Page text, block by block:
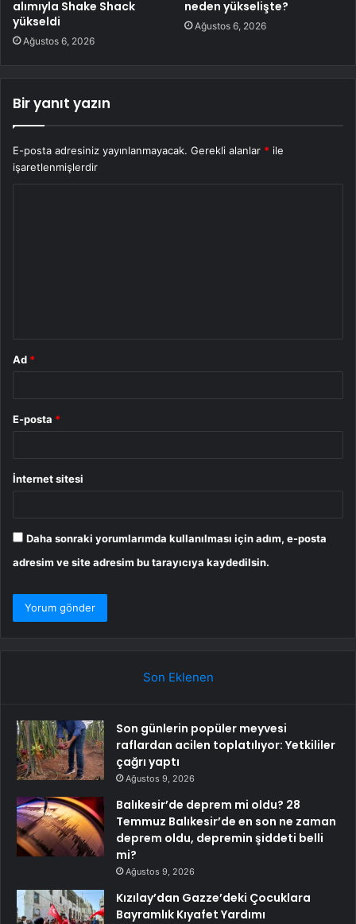
alımıyla Shake Shack
yükseldi
Ağustos 6, 2026
neden yükselişte?
Ağustos 6, 2026
Bir yanıt yazın
E-posta adresiniz yayınlanmayacak. Gerekli alanlar * ile
işaretlenmişlerdir
Ad *
E-posta *
İnternet sitesi
Daha sonraki yorumlarımda kullanılması için adım, e-posta
adresim ve site adresim bu tarayıcıya kaydedilsin.
Son Eklenen
Son günlerin popüler meyvesi
raflardan acilen toplatılıyor: Yetkililer
çağrı yaptı
Ağustos 9, 2026
Balıkesir’de deprem mi oldu? 28
Temmuz Balıkesir’de en son ne zaman
deprem oldu, depremin şiddeti belli
mi?
Ağustos 9, 2026
Kızılay’dan Gazze’deki Çocuklara
Bayramlık Kıyafet Yardımı